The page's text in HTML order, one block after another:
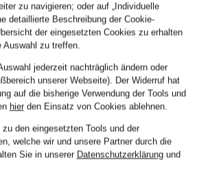
zu navigieren; oder auf „Individuelle
detaillierte Beschreibung der Cookie-
der eingesetzten Cookies zu erhalten
Auswahl zu treffen.
jederzeit nachträglich ändern oder
unserer Webseite). Der Widerruf hat
auf die bisherige Verwendung der Tools und
hierden Einsatz von Cookies ablehnen.
den eingesetzten Tools und der
welche wir und unsere Partner durch die
Sie in unserer Datenschutzerklärungund